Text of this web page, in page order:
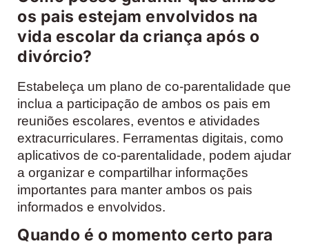
os pais estejam envolvidos na
vida escolar da criança após o
divórcio?
Estabeleça um plano de co-parentalidade que
inclua a participação de ambos os pais em
reuniões escolares, eventos e atividades
extracurriculares. Ferramentas digitais, como
aplicativos de co-parentalidade, podem ajudar
a organizar e compartilhar informações
importantes para manter ambos os pais
informados e envolvidos.
Quando é o momento certo para